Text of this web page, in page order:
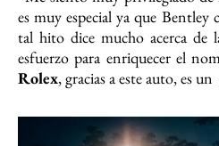
es muy especial ya que Bentley
tal hito dice mucho acerca de
esfuerzo para enriquecer el
Rolex, gracias a este auto, es